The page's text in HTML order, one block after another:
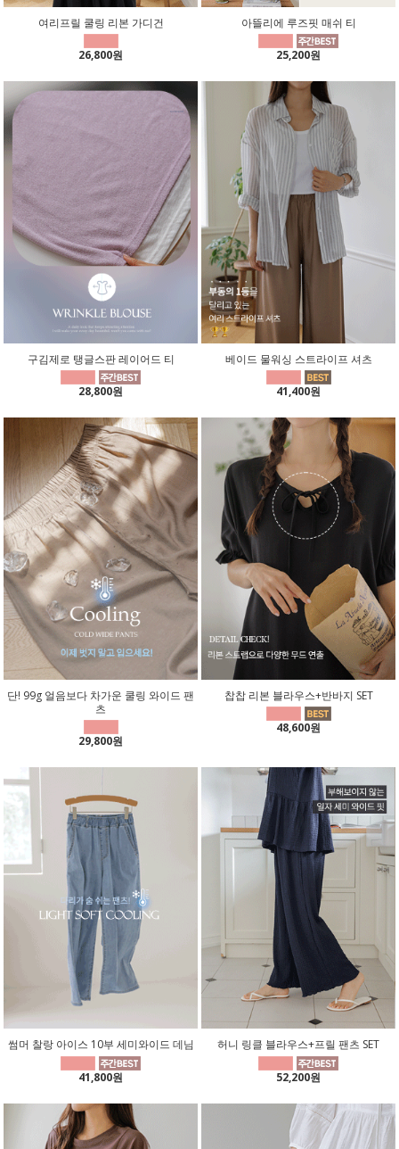
여리프릴 쿨링 리본 가디건
26,800원
아뜰리에 루즈핏 매쉬 티
25,200원
구김제로 탱글스판 레이어드 티
28,800원
베이드 물워싱 스트라이프 셔츠
41,400원
단! 99g 얼음보다 차가운 쿨링 와이드 팬
츠
29,800원
찹찹 리본 블라우스+반바지 SET
48,600원
썸머 찰랑 아이스 10부 세미와이드 데님
41,800원
허니 링클 블라우스+프릴 팬츠 SET
52,200원